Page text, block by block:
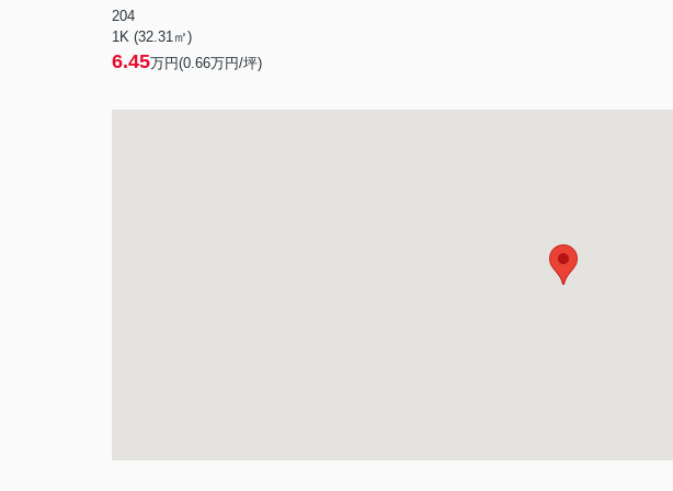
204
1K (32.31㎡)
6.45万円(0.66万円/坪)